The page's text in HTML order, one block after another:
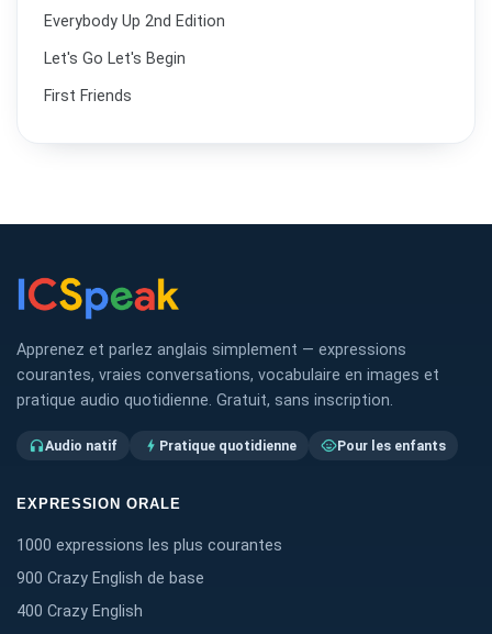
Everybody Up 2nd Edition
Let's Go Let's Begin
First Friends
Apprenez et parlez anglais simplement — expressions
courantes, vraies conversations, vocabulaire en images et
pratique audio quotidienne. Gratuit, sans inscription.
headphonesAudio natif bolt Pratique quotidienne child_carePour les enfants
EXPRESSION ORALE
1000 expressions les plus courantes
900 Crazy English de base
400 Crazy English